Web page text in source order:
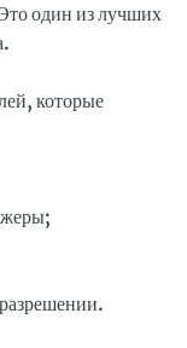
один из лучших
которые